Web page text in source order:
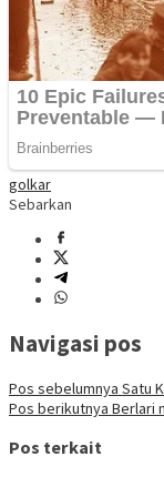
golkar
Sebarkan
Navigasi pos
Pos sebelumnya Satu
Pos berikutnya Berlari
Pos terkait